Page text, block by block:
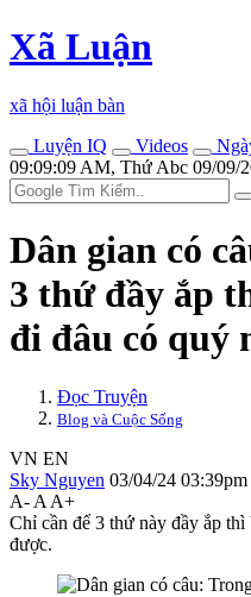
Xã Luận
xã hội luận bàn
Luyện IQ
Videos
09:09:09 AM, Thứ Abc 09/09/
Dân gian có
3 thứ đầy ắp
đi đâu có quý
Đọc Truyện
Blog và Cuộc Sống
VN EN
Sky Nguyen 03/04/24 03:39pm
A- A A+
Chỉ cần để 3 thứ này đầy ắp
được.